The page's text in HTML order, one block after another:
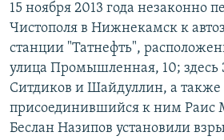
15 ноября 2013 года незаконно
Чистополя в Нижнекамск к
станции "Татнефть",
улица Промышленная, 10; здесь
Ситдиков и Шайдуллин, а также
присоединившийся к ним Раис
Беслан Назипов установили